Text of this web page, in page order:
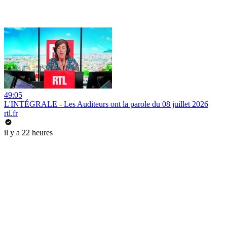
49:05
L'INTÉGRALE - Les Auditeurs ont la parole du 08 juillet 2026
rtl.fr
il y a 22 heures